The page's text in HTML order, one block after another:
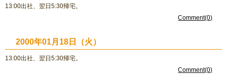
13:00出社、翌日5:30帰宅。
Comment(0)
2000年01月18日（火）
13:00出社、翌日5:30帰宅。
Comment(0)